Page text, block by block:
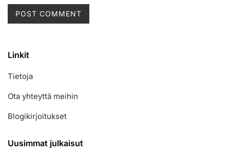
Linkit
Tietoja
Ota yhteyttä meihin
Blogikirjoitukset
Uusimmat julkaisut